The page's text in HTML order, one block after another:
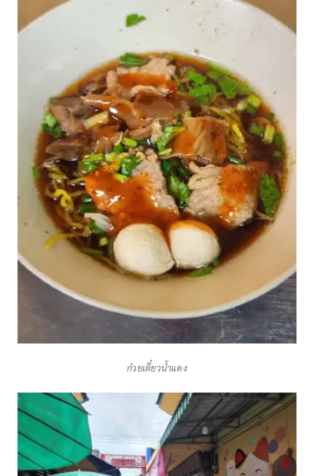
ก๋วยเตี๋ยวน้ำแดง